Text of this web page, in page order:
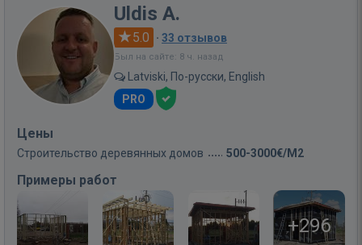
Uldis A.
5.0 · 33 отзывов
Был на сайте: 8 ч. назад
Latviski, По-русски, English
PRO
Цены
Строительство деревянных домов 500-3000€/M2
Примеры работ
+296